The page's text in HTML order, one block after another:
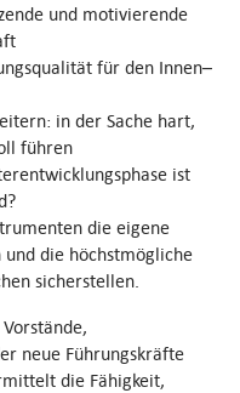
und motivierende
für den Innen–
in der Sache hart,
führen
ist
die eigene
die höchstmögliche
sicherstellen.
neue Führungskräfte
die Fähigkeit,